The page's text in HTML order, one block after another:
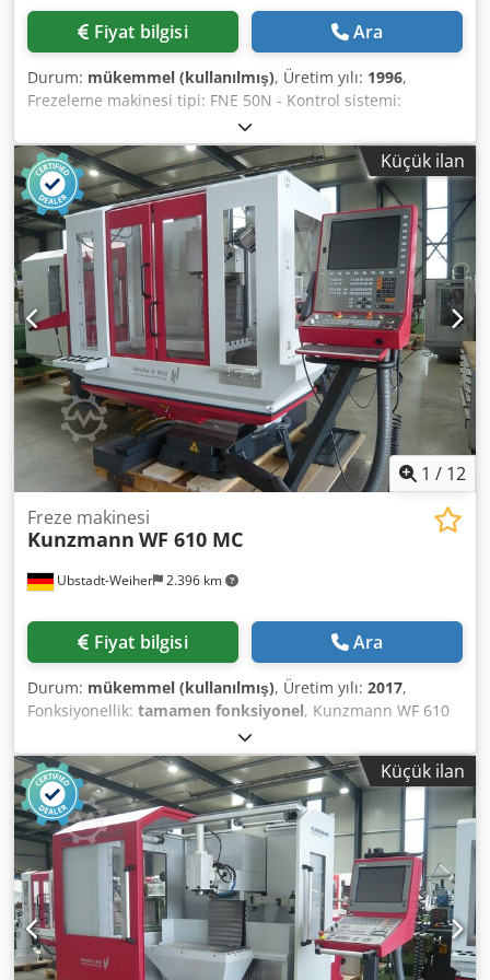
Doğrudan optoelektronik uzunluk ölçüm sistemi, tüm üç
eksende Heidenhain ölçek çubukları 5. Tabla Varyasyonları
NC döner tabla: yaklaşık 650 x 320 mm 6. Boyutlar ve
Ağırlık Djdpfszl An Ssx Aipjck Makine ağırlığı: 2.000 kg
Gerekli alan (U x G x Y): yaklaşık 2,6 m x 2,2 m x 1,9 m
İsteğe bağlı olarak, ek ücret karşılığında nakliye ve
yükleme, Avrupa genelinde düzenlenebilir. Fiyatlara KDV
dahildir. Randevu ile makineyi inceleyebilirsiniz. Lütfen
bizimle iletişime geçin, ekibimiz size yardımcı olmaktan
memnuniyet duyacaktır. Takas veya değişim imkanı
mevcuttur! Makine Alım/Satımı ÜRETİM VE METAL İŞLEME
MAKİNELERİ VE DİĞERLERİNİN ALIMI/SATIMI Üretiminiz için
yüksek kaliteli, ancak uygun fiyatlı bir metal işleme
makinesine mi ihtiyacınız var? Yoksa makinenizi satmak mı
istiyorsunuz? Daha fazla bilgi veya iletişim için web
sitemizi ziyaret edin.
Fiyat bilgisi Ara
Durum: mükemmel (kullanılmış), Üretim yılı: 1996,
Frezeleme makinesi tipi: FNE 50N - Kontrol sistemi:
Heidenhain TNC410 - Ana tahrik gücü: 7,5 kW - Toplam
kurulu güç: 15,0 kW - Besleme gerilimi: 3x380 V Dodszrpw
Topfx Aipock - Frekans: 50 Hz - Frezeleme makinesinin
ağırlığı (ekipmanlar hariç): 3000 kg X ekseni: 800 mm Y
ekseni: 500 mm Z ekseni: 420 mm Masa taşıma kapasitesi:
500 kg Mil koniği: ISO 40 Aynı modelden 2 adet makine
bulunmaktadır.
Küçük ilan
1 / 12
Ubstadt-Weiher 2.396 km
Freze makinesi
Kunzmann WF 610 MC
Fiyat bilgisi Ara
Durum: mükemmel (kullanılmış), Üretim yılı: 2017,
Fonksiyonellik: tamamen fonksiyonel, Kunzmann WF 610
MC takım tezgahı frezeleme makinesi, Heidenhain TNC 620
kontrol ünitesi ile, mükemmel durumda, CE uyumlu!!
Teknik Özellikler: >> Üretim Yılı: 12/2017, Makine No:
610759 >> Sabit açılı tabla >> Devir sayısı: 5000 dev/dak'ya
kadar >> 3 eksende kademesiz ilerleme hızı: 0 ile 2000
mm/dak arası >> X/Y/Z hareket mesafesi: 610/400/450 mm
>> Tabla yüzeyi: 800 x 425 mm >> Tabla yük kapasitesi: 300
kg >> Dikey mengenç stroku: 70 mm >> Dikey mengenç ve
yatay mengenç - SK40 >> Hidrolik sıkma sistemi >> Ağırlık:
Yaklaşık 2000 kg >> Alan ihtiyacı: Yaklaşık 1,8 x 1,9 x 2,3 m
>> Güç: 23 kVA Aksesuarlar ve Donanım: >> Heidenhain
Küçük ilan